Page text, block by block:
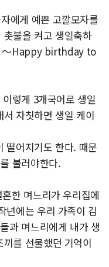
에게 예쁜 고깔모자를
불을 켜고 생일축하
～Happy birthday to
렇게 3개국어로 생일
자칫하면 생일 케이
떨어지기도 한다. 때문
불러야한다.
한 며느리가 우리집에
년에는 우리 가족이 김
과 며느리에게 내가 생
를 선물했던 기억이